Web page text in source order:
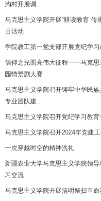
沟村开展调...
马克思主义学院开展“耕读教育 传
日活动
学院教工第一党支部开展党纪学习
信仰之光照亮伟大征程——马克思
园情景剧大赛
马克思主义学院召开铸牢中华民
专业团队建...
马克思主义学院召开党纪学习教
马克思主义学院召开2024年党建
一次穿越时空的精神洗礼
新疆农业大学马克思主义学院领
习交流
马克思主义学院开展清明祭扫革命